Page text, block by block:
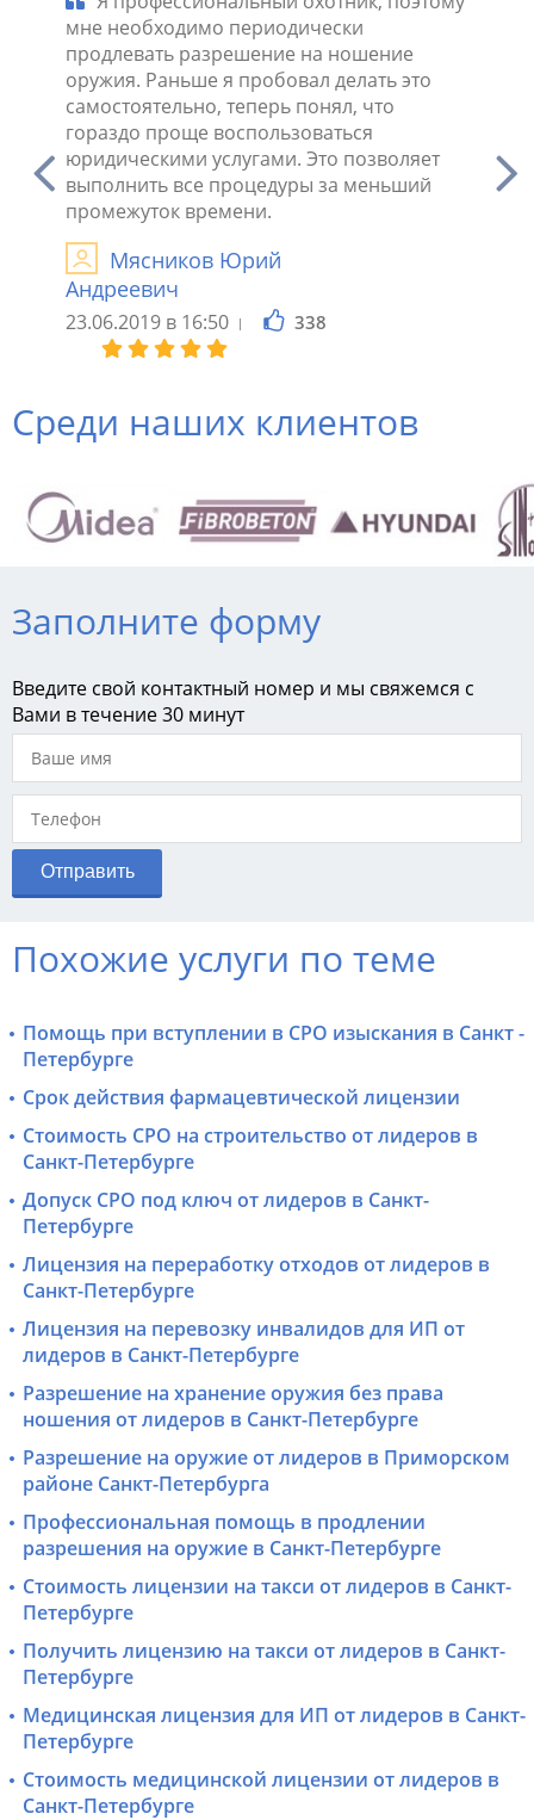
она
мне необходимо периодически
продлевать разрешение на ношение
оружия. Раньше я пробовал делать это
самостоятельно, теперь понял, что
гораздо проще воспользоваться
юридическими услугами. Это позволяет
выполнить все процедуры за меньший
промежуток времени.
Мясников Юрий
Андреевич
23.06.2019 в 16:50 338
Среди наших клиентов
Заполните форму
Введите свой контактный номер и мы свяжемся с
Вами в течение 30 минут
Похожие услуги по теме
Помощь при вступлении в СРО изыскания в Санкт -
Петербурге
Срок действия фармацевтической лицензии
Стоимость СРО на строительство от лидеров в
Санкт-Петербурге
Допуск СРО под ключ от лидеров в Санкт-
Петербурге
Лицензия на переработку отходов от лидеров в
Санкт-Петербурге
Лицензия на перевозку инвалидов для ИП от
лидеров в Санкт-Петербурге
Разрешение на хранение оружия без права
ношения от лидеров в Санкт-Петербурге
Разрешение на оружие от лидеров в Приморском
районе Санкт-Петербурга
Профессиональная помощь в продлении
разрешения на оружие в Санкт-Петербурге
Стоимость лицензии на такси от лидеров в Санкт-
Петербурге
Получить лицензию на такси от лидеров в Санкт-
Петербурге
Медицинская лицензия для ИП от лидеров в Санкт-
Петербурге
Стоимость медицинской лицензии от лидеров в
Санкт-Петербурге